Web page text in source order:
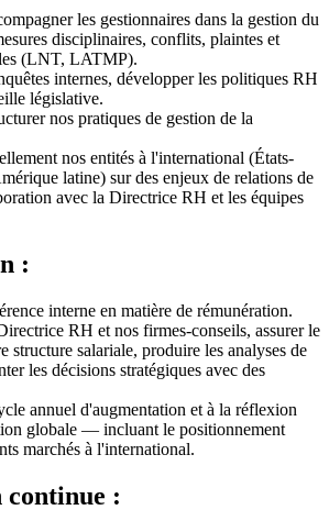
les gestionnaires dans la gestion du
disciplinaires, conflits, plaintes et
(LNT, LATMP).
internes, développer les politiques RH
législative.
nos pratiques de gestion de la
nos entités à l'international (États-
latine) sur des enjeux de relations de
avec la Directrice RH et les équipes
:
interne en matière de rémunération.
RH et nos firmes-conseils, assurer le
structure salariale, produire les analyses de
les décisions stratégiques avec des
annuel d'augmentation et à la réflexion
globale — incluant le positionnement
marchés à l'international.
: